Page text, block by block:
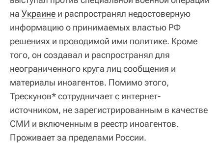
на Украине и распространял недостоверную
информацию о принимаемых властью РФ
решениях и проводимой ими политике. Кроме
того, он создавал и распространял для
неограниченного круга лиц сообщения и
материалы иноагентов. Помимо этого,
Трескунов* сотрудничает с интернет-
источником, не зарегистрированным в качестве
СМИ и включенным в реестр иноагентов.
Проживает за пределами России.